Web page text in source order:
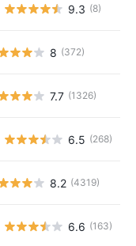
9.3 (8)
8 (372)
7.7 (1326)
6.5 (268)
8.2 (4319)
6.6 (163)